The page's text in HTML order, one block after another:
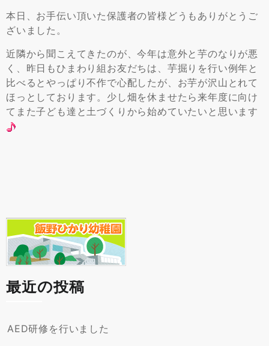
本日、お手伝い頂いた保護者の皆様どうもありがとうご
ざいました。
近隣から聞こえてきたのが、今年は意外と芋のなりが悪
く、昨日もひまわり組お友だちは、芋掘りを行い例年と
比べるとやっぱり不作で心配したが、お芋が沢山とれて
ほっとしております。少し畑を休ませたら来年度に向け
てまた子ども達と土づくりから始めていたいと思います
最近の投稿
AED研修を行いました